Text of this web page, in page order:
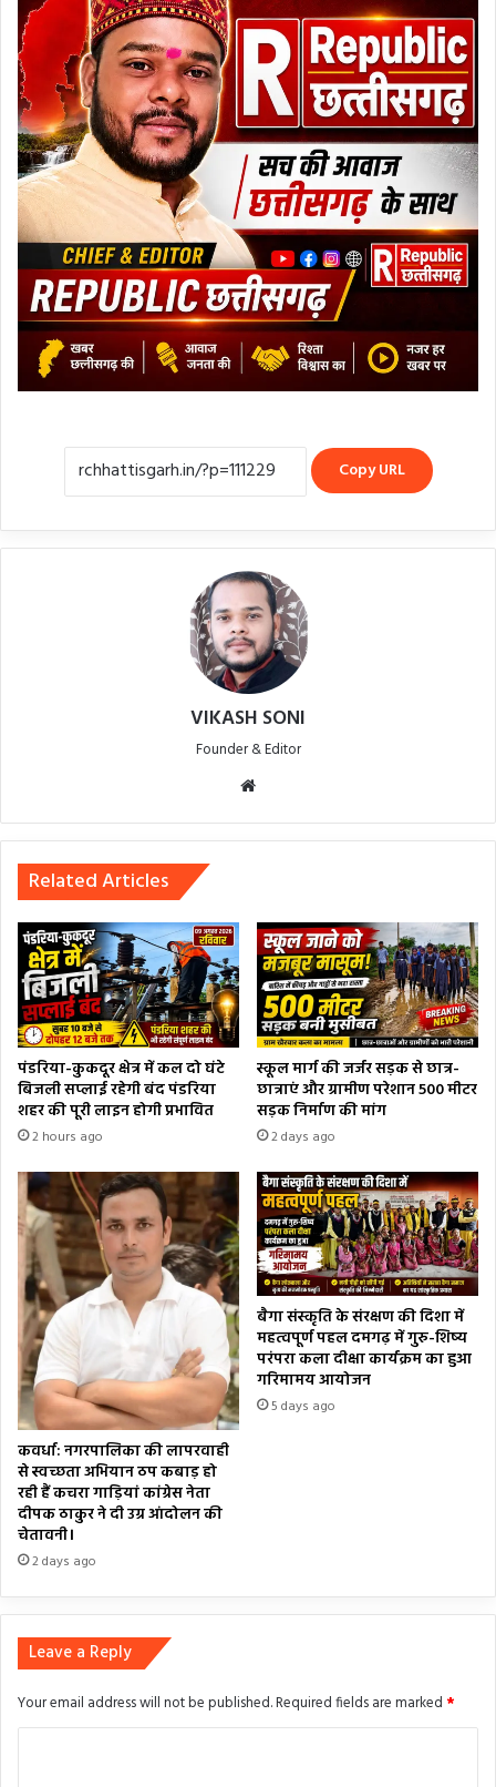
Copy URL
VIKASH SONI
Founder & Editor
Related Articles
पंडरिया-कुकदूर क्षेत्र में कल दो घंटे
बिजली सप्लाई रहेगी बंद पंडरिया
शहर की पूरी लाइन होगी प्रभावित
2 hours ago
स्कूल मार्ग की जर्जर सड़क से छात्र-
छात्राएं और ग्रामीण परेशान 500 मीटर
सड़क निर्माण की मांग
2 days ago
कवर्धा: नगरपालिका की लापरवाही
से स्वच्छता अभियान ठप कबाड़ हो
रही हैं कचरा गाड़ियां कांग्रेस नेता
दीपक ठाकुर ने दी उग्र आंदोलन की
चेतावनी।
2 days ago
बैगा संस्कृति के संरक्षण की दिशा में
महत्वपूर्ण पहल दमगढ़ में गुरु-शिष्य
परंपरा कला दीक्षा कार्यक्रम का हुआ
गरिमामय आयोजन
5 days ago
Leave a Reply
Your email address will not be published.Required fields are marked *